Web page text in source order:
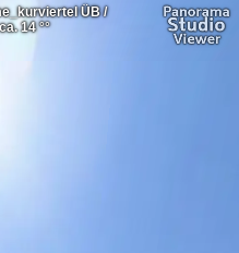
ÜB /
14 °°